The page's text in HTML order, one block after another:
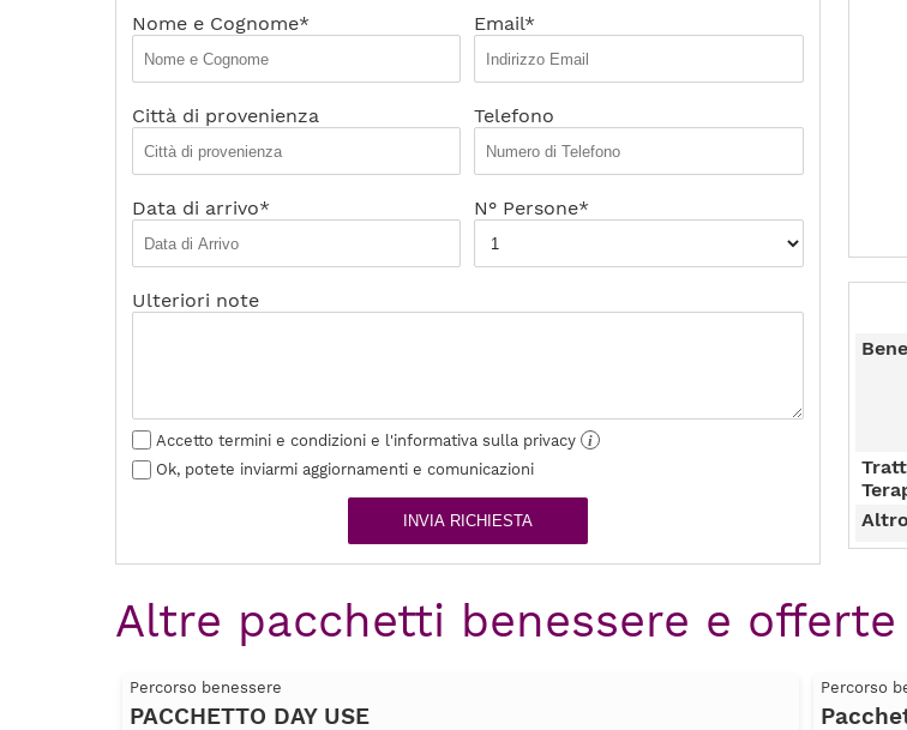
Nome e Cognome* Email*
Città di provenienza Telefono
Data di arrivo* N° Persone*
Ulteriori note
Accetto termini e condizioni e l'informativa sulla privacy
i
Ok, potete inviarmi aggiornamenti e comunicazioni
INVIA RICHIESTA Altro
Altre pacchetti benessere e
Percorso benessere
PACCHETTO DAY USE
Percorso